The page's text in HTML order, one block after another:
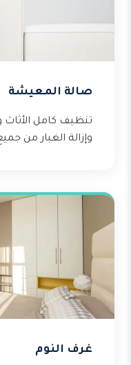
صالة المعيشة
تنظيف كامل الأثاث
وإزالة الغبار من
غرف النوم